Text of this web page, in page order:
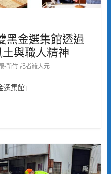
金選集館透過
與職人精神
-新竹 記者羅大元
集館」